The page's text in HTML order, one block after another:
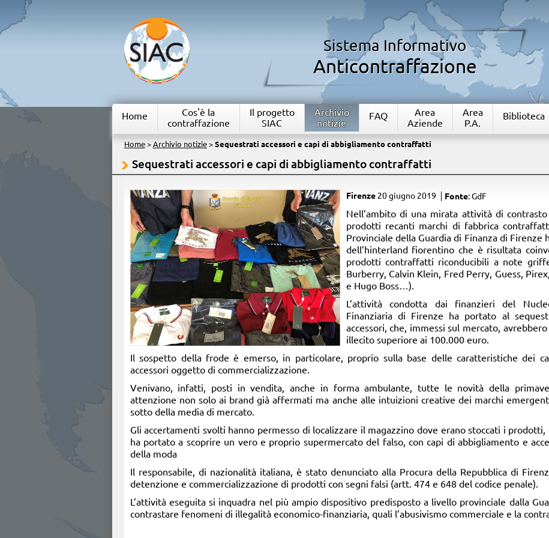
Sistema Informativo
Anticontraffazione
Home
Cos'è la
contraffazione
Il progetto
SIAC
Archivio
notizie
FAQ
Area
Aziende
Area
P.A.
Biblioteca
Home> Archivio notizie> Sequestrati accessori e capi di abbigliamento contraffatti
Sequestrati accessori e capi di abbigliamento contraffatti
Firenze 20 giugno 2019 Fonte: GdF
​Nell’ambito di una mirata attività di
prodotti recanti marchi di fabbrica
Provinciale della Guardia di Finanza di Firenze
dell’hinterland fiorentino che è risultata
prodotti contraffatti riconducibili a note
Burberry, Calvin Klein, Fred Perry, Guess,
e Hugo Boss…).
L’attività condotta dai finanzieri del
Finanziaria di Firenze ha portato al
accessori, che, immessi sul mercato,
illecito superiore ai 100.000 euro.
Il sospetto della frode è emerso, in particolare, proprio sulla base delle caratteristiche dei
accessori oggetto di commercializzazione.
Venivano, infatti, posti in vendita, anche in forma ambulante, tutte le novità della
attenzione non solo ai brand già affermati ma anche alle intuizioni creative dei marchi
sotto della media di mercato.
Gli accertamenti svolti hanno permesso di localizzare il magazzino dove erano stoccati i
ha portato a scoprire un vero e proprio supermercato del falso, con capi di abbigliamento e
della moda
Il responsabile, di nazionalità italiana, è stato denunciato alla Procura della Repubblica di
detenzione e commercializzazione di prodotti con segni falsi (artt. 474 e 648 del codice penale).
L’attività eseguita si inquadra nel più ampio dispositivo predisposto a livello provinciale dalla
contrastare fenomeni di illegalità economico-finanziaria, quali l’abusivismo commerciale e la